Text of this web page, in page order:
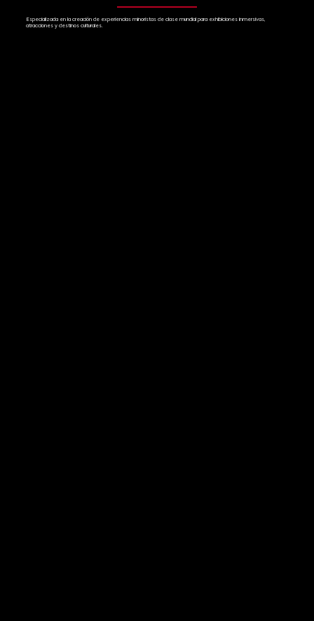
Especializada en la creación de experiencias minoristas de clase mundial para exhibiciones inmersivas,
atracciones y destinos culturales.